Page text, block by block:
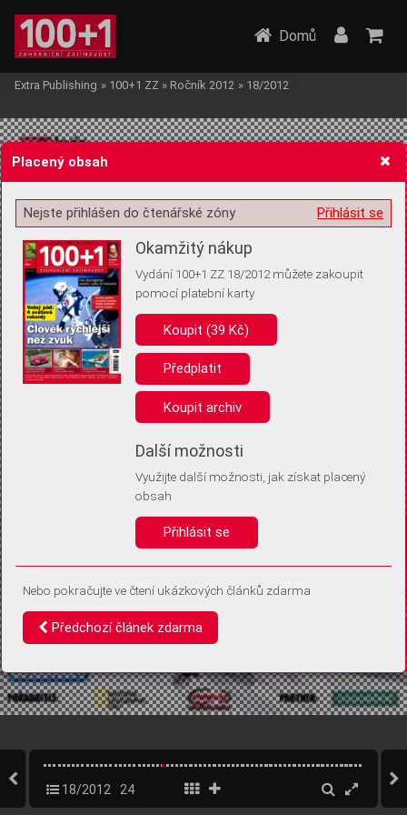
Žádost o souhlas s ukládáním volitelných informací
Pro základní fungování webu nepotřebujeme ukládat žádné informace
(tzv. cookies apod.). Rádi bychom vás ale požádali o souhlas s
uložením volitelných informací:
Anonymní unikátní ID
Díky němu příště poznáme, že se jedná o stejné zařízení, a
Identifikátor je zcela anonymní.
Vaše souhlasy a odmítnutí si ukládáme do vašeho zařízení, abychom se
vás už příště znovu neptali. Můžete je kdykoli později upravit ve Správě
Domů
Extra Publishing » 100+1 ZZ » Ročník 2012 » 18/2012
18/2012 24
Placený obsah
Přihlásit se
Nejste přihlášen do čtenářské zóny
Okamžitý nákup
Vydání 100+1 ZZ 18/2012 můžete zakoupit
pomocí platební karty
Koupit (39 Kč)
Předplatit
Koupit archiv
Další možnosti
Využijte další možnosti, jak získat placený
obsah
Přihlásit se
Nebo pokračujte ve čtení ukázkových článků zdarma
Předchozí článek zdarma